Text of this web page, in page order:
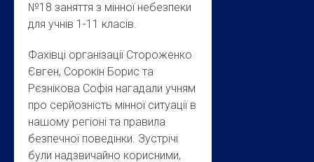
№18 заняття з мінної небезпеки
для учнів 1-11 класів.
Фахівці організації Стороженко
Євген, Сорокін Борис та
Рєзнікова Софія нагадали учням
про серйозність мінної ситуації в
нашому регіоні та правила
безпечної поведінки. Зустрічі
були надзвичайно корисними,